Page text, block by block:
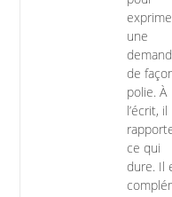
une
de
polie. À
l’écrit, il
ce qui
dure. Il